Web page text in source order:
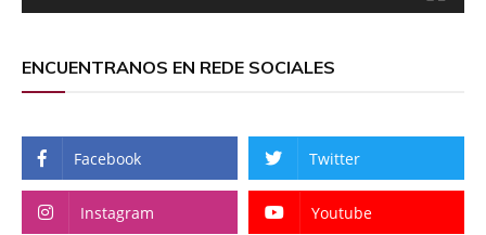
ENCUENTRANOS EN REDE SOCIALES
Facebook Twitter
Instagram Youtube